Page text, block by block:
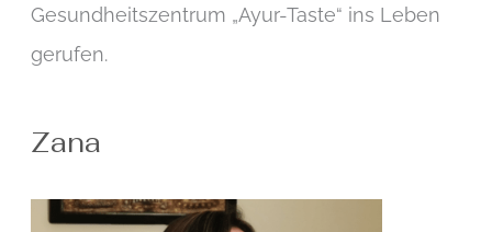
Gesundheitszentrum „Ayur-Taste“ ins Leben
gerufen.
Zana